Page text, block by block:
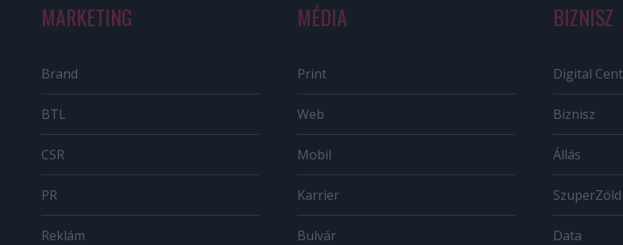
MARKETING
Brand
BTL
CSR
PR
Reklám
MÉDIA
Print
Web
Mobil
Karrier
Bulvár
BIZNISZ
Digital
Biznisz
Állás
SzuperZöld
Data